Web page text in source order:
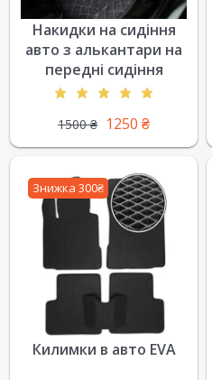
Накидки на сидіння
авто з алькантари на
передні сидіння
1500₴ 1250 ₴
Знижка 300₴
Килимки в авто EVA